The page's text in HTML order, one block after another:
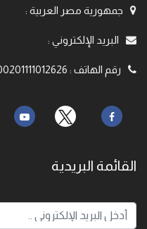
جمهورية مصر العربية :
البريد الإلكتروني :
رقم الهاتف :
القائمة البريدية